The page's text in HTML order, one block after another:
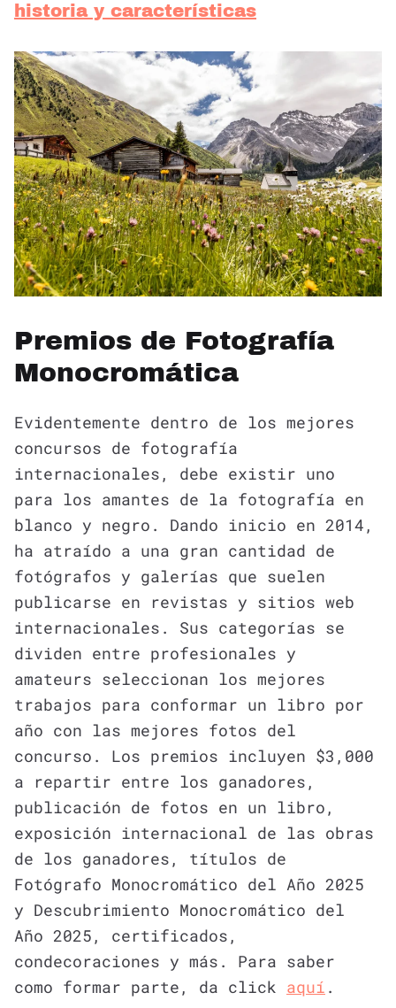
historia y características
Premios de Fotografía
Monocromática
Evidentemente dentro de los mejores
concursos de fotografía
internacionales, debe existir uno
para los amantes de la fotografía en
blanco y negro. Dando inicio en 2014,
ha atraído a una gran cantidad de
fotógrafos y galerías que suelen
publicarse en revistas y sitios web
internacionales. Sus categorías se
dividen entre profesionales y
amateurs seleccionan los mejores
trabajos para conformar un libro por
año con las mejores fotos del
concurso. Los premios incluyen $3,000
a repartir entre los ganadores,
publicación de fotos en un libro,
exposición internacional de las obras
de los ganadores, títulos de
Fotógrafo Monocromático del Año 2025
y Descubrimiento Monocromático del
Año 2025, certificados,
condecoraciones y más. Para saber
como formar parte, da click aquí .